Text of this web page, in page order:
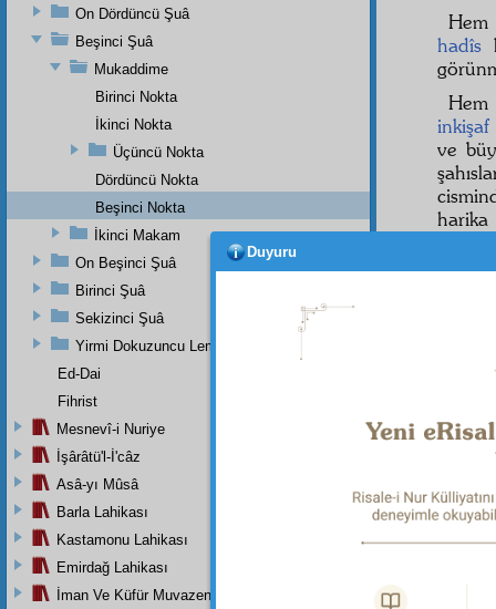
Hem
hadîs
inkişaf
ve
4:529-
On Dördüncü Şuâ
Beşinci Şuâ
Mukaddime
Birinci Nokta
İkinci Nokta
Üçüncü Nokta
Dördüncü Nokta
Beşinci Nokta
İkinci Makam
On Beşinci Şuâ
Birinci Şuâ
Sekizinci Şuâ
Yirmi Dokuzuncu Lem'adan İkinci Bab
Ed-Dai
Fihrist
Mesnevî-i Nuriye
İşârâtü'l-İ'câz
Asâ-yı Mûsâ
Barla Lahikası
Kastamonu Lahikası
Emirdağ Lahikası
İman Ve Küfür Muvazeneleri
Duyuru